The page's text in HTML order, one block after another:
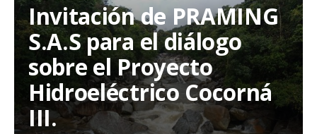
ríos
es
proteger
la
vida.
Invitación de PRAMING
S.A.S para el diálogo
sobre el Proyecto
Hidroeléctrico Cocorná
III.